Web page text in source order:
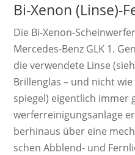
Bi-Xenon (Linse)-
Die Bi-Xenon-
Mercedes-Benz GLK 1.
die ver­wen­dete Linse
Brillen­glas – und nicht
spiegel) ei­gent­lich
werf­er­rei­ni­gungs­an­lage
ber­hinaus über eine
schen Ab­blend­- und